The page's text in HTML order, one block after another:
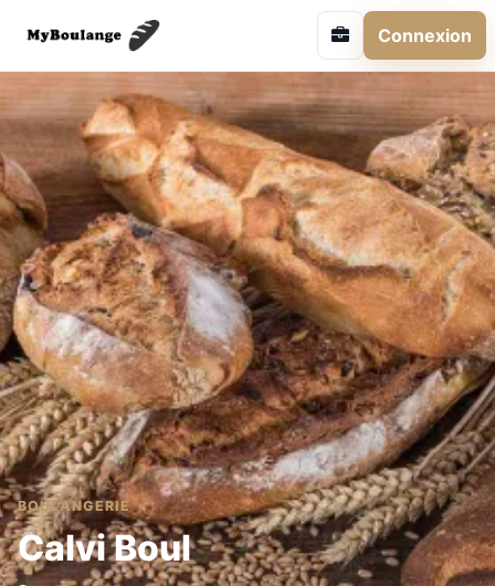
Connexion
BOULANGERIE
Calvi Boul